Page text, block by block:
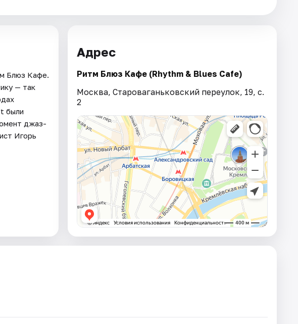
Блюз Кафе.
— так
были
джаз-
Игорь
Адрес
Ритм Блюз Кафе (Rhythm & Blues Cafe)
Москва, Староваганьковский переулок, 19, с.
2